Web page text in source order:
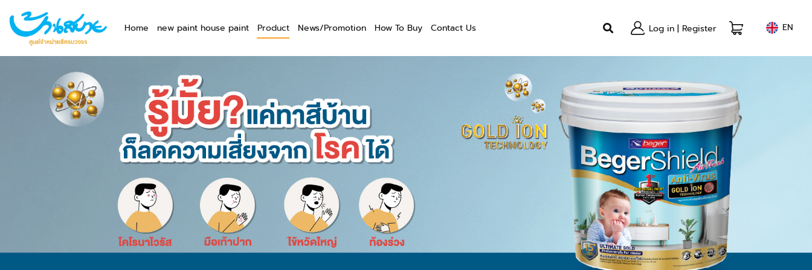
Home new paint house paint Product News/Promotion How To Buy Contact Us Log in | Register EN